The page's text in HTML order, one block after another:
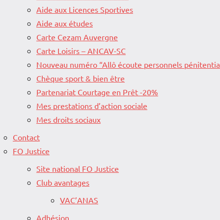
Aide aux Licences Sportives
Aide aux études
Carte Cezam Auvergne
Carte Loisirs – ANCAV-SC
Nouveau numéro “Allô écoute personnels
Chèque sport & bien être
Partenariat Courtage en Prêt -20%
Mes prestations d’action sociale
Mes droits sociaux
Contact
FO Justice
Site national FO Justice
Club avantages
VAC’ANAS
Adhésion